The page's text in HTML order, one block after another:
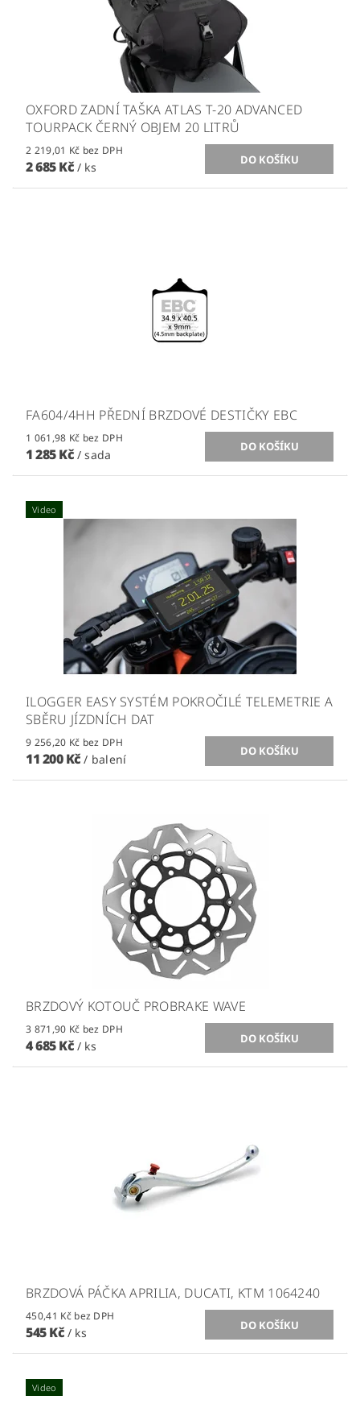
OXFORD ZADNÍ TAŠKA ATLAS T-20 ADVANCED
TOURPACK ČERNÝ OBJEM 20 LITRŮ
2 219,01 Kč bez DPH
2 685 Kč / ks
FA604/4HH PŘEDNÍ BRZDOVÉ DESTIČKY EBC
1 061,98 Kč bez DPH
1 285 Kč / sada
Video
ILOGGER EASY SYSTÉM POKROČILÉ TELEMETRIE A
SBĚRU JÍZDNÍCH DAT
9 256,20 Kč bez DPH
11 200 Kč/ balení
BRZDOVÝ KOTOUČ PROBRAKE WAVE
3 871,90 Kč bez DPH
4 685 Kč / ks
BRZDOVÁ PÁČKA APRILIA, DUCATI, KTM 1064240
450,41 Kč bez DPH
545 Kč / ks
Video